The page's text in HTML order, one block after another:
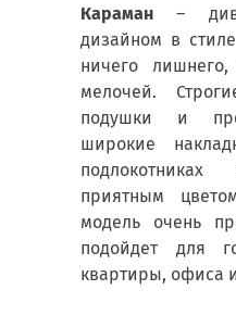
Караман –
дизайном в
ничего
мелочей.
подушки и
широкие
приятным
модель очень
подойдет для
квартиры, офиса